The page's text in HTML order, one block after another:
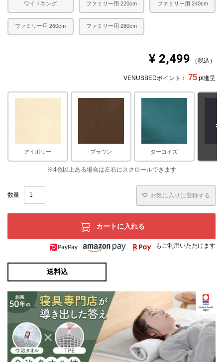
ワイドキング ファミリー用 220cm ファミリー用 240cm
ファミリー用 260cm ファミリー用 280cm
¥ 2,499 税込
VENUSBEDポイント： 75 pt進呈
アイボリー ブラウン ターコイズ
在
お気に入りに登録する
カートに入れる
もご利用いただけます
送料込